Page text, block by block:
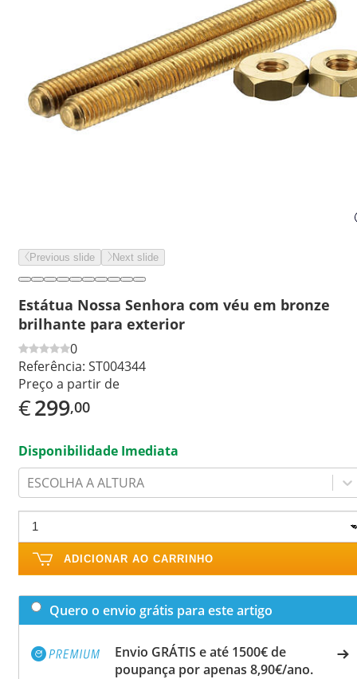
Previous slide Next slide
Estátua Nossa Senhora com véu em bronze
brilhante para exterior
0
Referência: ST004344
Preço a partir de
€299,00
Disponibilidade Imediata
ESCOLHA A ALTURA
ADICIONAR AO CARRINHO
Quero o envio grátis para este artigo
Envio GRÁTIS e até 1500€ de
poupança por apenas 8,90€/ano.